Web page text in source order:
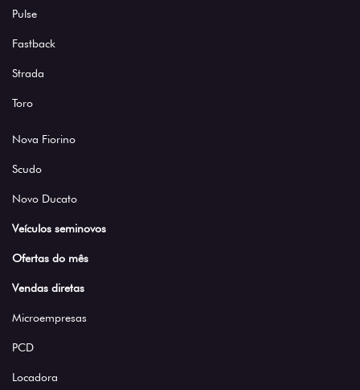
Pulse
Fastback
Strada
Toro
Nova Fiorino
Scudo
Novo Ducato
Veículos seminovos
Ofertas do mês
Vendas diretas
Microempresas
PCD
Locadora